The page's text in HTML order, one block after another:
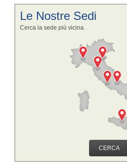
Le Nostre Sedi
Cerca la sede più vicina.
CERCA